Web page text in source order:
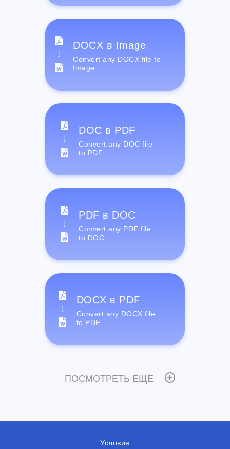
DOCX в Image
Convert any DOCX file to
Image
DOC в PDF
Convert any DOC file
to PDF
PDF в DOC
Convert any PDF file
to DOC
DOCX в PDF
Convert any DOCX file
to PDF
ПОСМОТРЕТЬ ЕЩЕ
Условия